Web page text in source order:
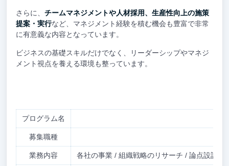
さらに、 チームマネジメントや人材採用、生産性向上の施策
提案・実行など、マネジメント経験を積む機会も豊富で非常
に有意義な内容となっています。
ビジネスの基礎スキルだけでなく、リーダーシップやマネジ
メント視点を養える環境も整っています。
プログラム名
募集職種
業務内容 各社の事業 / 組織戦略のリサーチ / 論点設計 /